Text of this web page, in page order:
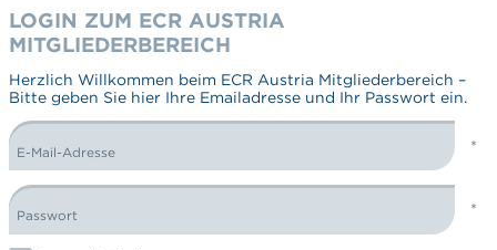
LOGIN ZUM ECR AUSTRIA
MITGLIEDERBEREICH
Herzlich Willkommen beim ECR Austria Mitgliederbereich –
Bitte geben Sie hier Ihre Emailadresse und Ihr Passwort ein.
LOGIN FORM
E-Mail-Adresse
Passwort